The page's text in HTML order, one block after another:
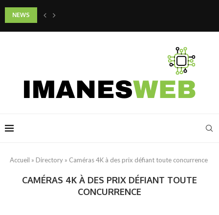
NEWS
Quels gestes adopter pour préserver la jeunesse de son cou et de son
Accueil » Directory » Caméras 4K à des prix défiant toute concurrence
CAMÉRAS 4K À DES PRIX DÉFIANT TOUTE
CONCURRENCE